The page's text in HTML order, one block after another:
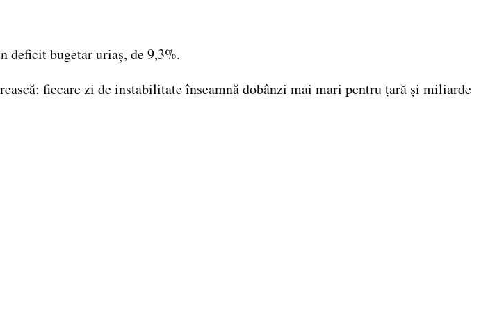
deficit bugetar uriaș, de 9,3%.
fiecare zi de instabilitate înseamnă dobânzi mai mari pentru țară și miliarde